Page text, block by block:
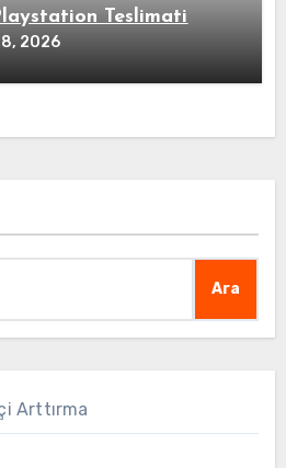
Teslimati
2026
Ara
Arttırma